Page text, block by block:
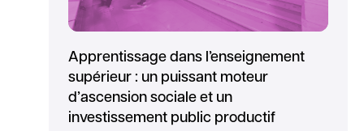
Apprentissage dans l’enseignement
supérieur : un puissant moteur
d’ascension sociale et un
investissement public productif